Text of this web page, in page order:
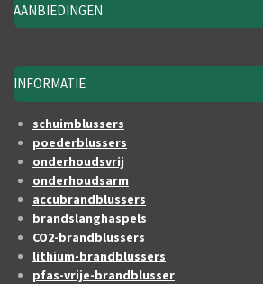
AANBIEDINGEN
INFORMATIE
schuimblussers
poederblussers
onderhoudsvrij
onderhoudsarm
accubrandblussers
brandslanghaspels
CO2-brandblussers
lithium-brandblussers
pfas-vrije-brandblusser